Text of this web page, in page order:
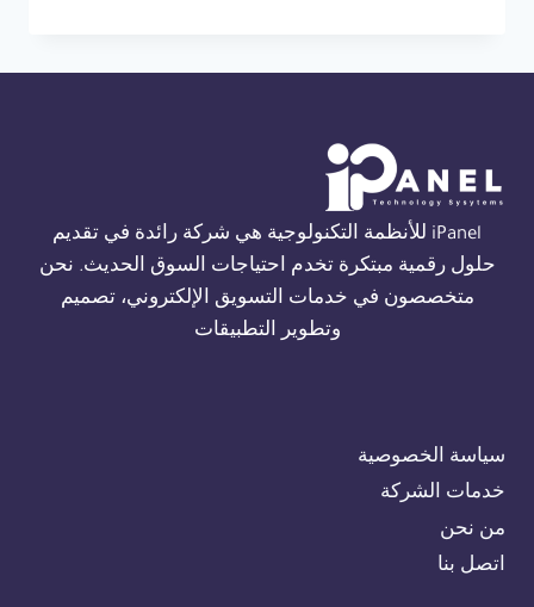
01554305486
iPanel للأنظمة التكنولوجية هي شركة رائدة في تقديم
حلول رقمية مبتكرة تخدم احتياجات السوق الحديث. نحن
متخصصون في خدمات التسويق الإلكتروني، تصميم
وتطوير التطبيقات
سياسة الخصوصية
خدمات الشركة
من نحن
اتصل بنا